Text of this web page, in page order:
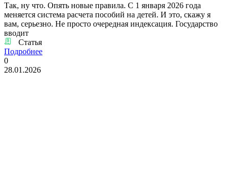
Так, ну что. Опять новые правила. С 1 января 2026 года
меняется система расчета пособий на детей. И это, скажу я
вам, серьезно. Не просто очередная индексация. Государство
вводит
Статья
Подробнее
0
28.01.2026